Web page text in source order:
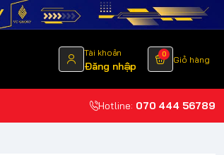
Tài khoản
Đăng nhập
0
Giỏ hàng
Hotline: 070 444 56789